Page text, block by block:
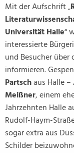
Mit der Aufschrift „
Universität Halle“
interessierte
und Besucher über
informieren.
Partschaus Halle
Meißner, einem
Jahrzehnten Halle
Rudolf-Haym-
sogar extra aus
Schilder